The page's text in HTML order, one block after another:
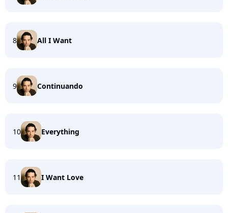
8 All I Want
9 Continuando
10 Everything
11 I Want Love